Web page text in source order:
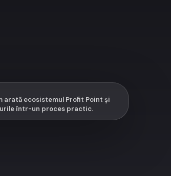
arată ecosistemul Profit Point și
într-un proces practic.